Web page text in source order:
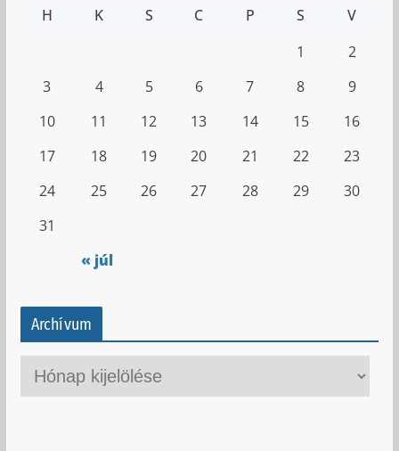
H
K S C P S V
« júl
1
2
3
4 5 6 7 8
9
10
11 12 13 14 15
16
17
18 19 20 21 22
23
24
25 26 27 28 29
30
31
Archívum
r